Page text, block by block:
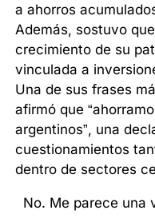
a ahorros
Además, sostuvo
crecimiento de su
vinculada a
Una de sus frases
afirmó que
argentinos”, una
cuestionamientos
dentro de sectores
No. Me parece una